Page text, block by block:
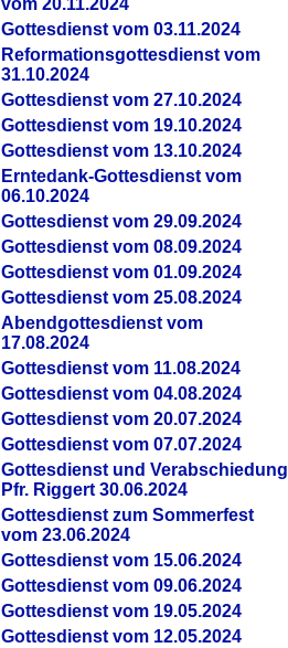
Gottesdienst vom 03.11.2024
Reformationsgottesdienst vom
31.10.2024
Gottesdienst vom 27.10.2024
Gottesdienst vom 19.10.2024
Gottesdienst vom 13.10.2024
Erntedank-Gottesdienst vom
06.10.2024
Gottesdienst vom 29.09.2024
Gottesdienst vom 08.09.2024
Gottesdienst vom 01.09.2024
Gottesdienst vom 25.08.2024
Abendgottesdienst vom
17.08.2024
Gottesdienst vom 11.08.2024
Gottesdienst vom 04.08.2024
Gottesdienst vom 20.07.2024
Gottesdienst vom 07.07.2024
Gottesdienst und Verabschiedung
Pfr. Riggert 30.06.2024
Gottesdienst zum Sommerfest
vom 23.06.2024
Gottesdienst vom 15.06.2024
Gottesdienst vom 09.06.2024
Gottesdienst vom 19.05.2024
Gottesdienst vom 12.05.2024